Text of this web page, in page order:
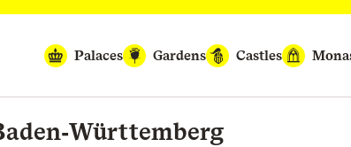
Palaces
Gardens Castles